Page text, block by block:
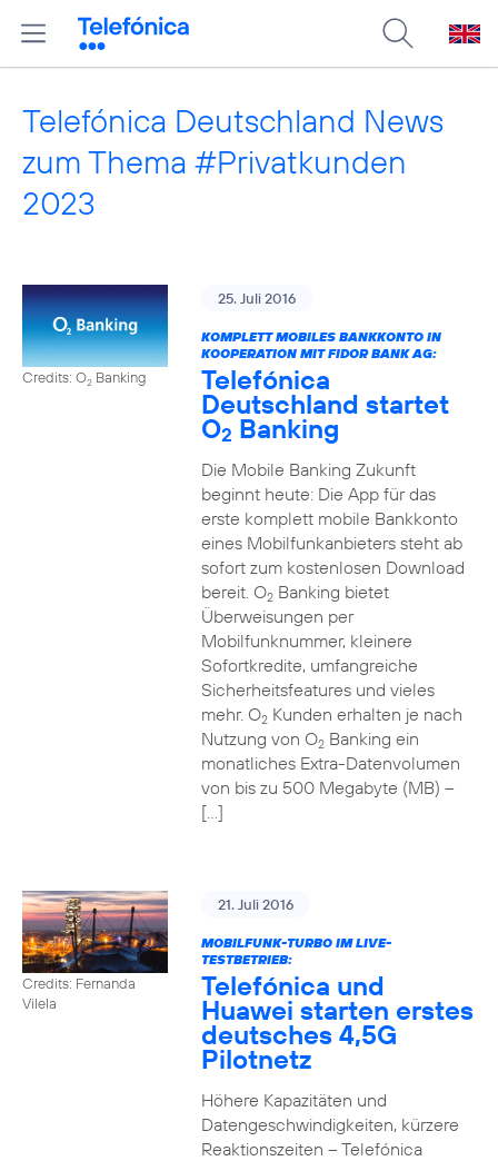
Telefónica Deutschland News
zum Thema #Privatkunden
2023
Credits: O2 Banking
25. Juli 2016
KOMPLETT MOBILES BANKKONTO IN
KOOPERATION MIT FIDOR BANK AG:
Telefónica
Deutschland startet
O2 Banking
Die Mobile Banking Zukunft
beginnt heute: Die App für das
erste komplett mobile Bankkonto
eines Mobilfunkanbieters steht ab
sofort zum kostenlosen Download
bereit. O2Banking bietet
Überweisungen per
Mobilfunknummer, kleinere
Sofortkredite, umfangreiche
Sicherheitsfeatures und vieles
mehr. O2Kunden erhalten je nach
Nutzung von O2Banking ein
monatliches Extra-Datenvolumen
von bis zu 500 Megabyte (MB) –
[…]
Credits: Fernanda
Vilela
21. Juli 2016
MOBILFUNK-TURBO IM LIVE-
TESTBETRIEB:
Telefónica und
Huawei starten erstes
deutsches 4,5G
Pilotnetz
Höhere Kapazitäten und
Datengeschwindigkeiten, kürzere
Reaktionszeiten – Telefónica